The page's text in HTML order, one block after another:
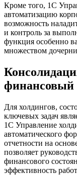
Кроме того, 1С
автоматизацию
возможность
и контроль за
функция особенно
множеством
финансовый
Для холдингов,
ключевых задач
1С Управление
автоматического
отчетности на
позволяет
финансового
эффективность